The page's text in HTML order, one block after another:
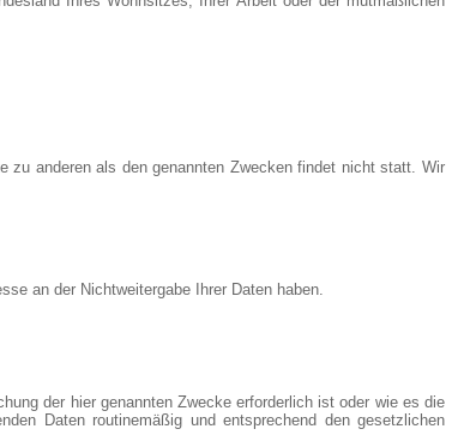
zu anderen als den genannten Zwecken findet nicht statt. Wir
an der Nichtweitergabe Ihrer Daten haben.
der hier genannten Zwecke erforderlich ist oder wie es die
Daten routinemäßig und entsprechend den gesetzlichen